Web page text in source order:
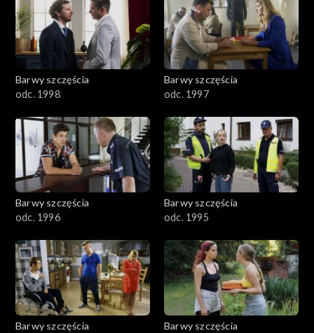
2801–2900
2701–2800
2501–2600
2401–2500
2301–2400
2201–2300
2101–2200
2001–2100
Barwy szczęścia
odc. 1998
Barwy szczęścia
odc. 1997
Barwy szczęścia
odc. 1996
Barwy szczęścia
odc. 1995
Barwy szczęścia
Barwy szczęścia